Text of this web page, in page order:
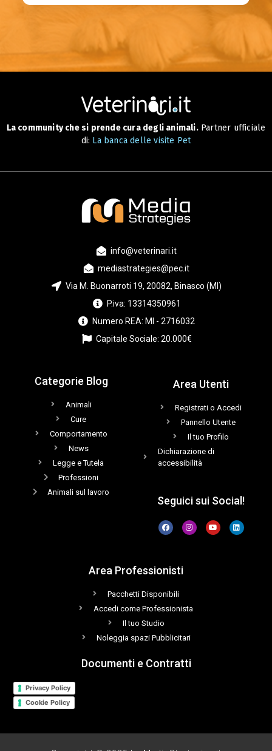
La community che si prende cura degli animali.Partner ufficiale
di: La banca delle visite Pet
info@veterinari.it
mediastrategies@pec.it
Via M. Buonarroti 19, 20082, Binasco (MI)
P.iva: 13314350961
Numero REA: MI - 2716032
Capitale Sociale: 20.000€
Categorie Blog
Animali
Cure
Comportamento
News
Legge e Tutela
Professioni
Animali sul lavoro
Area Utenti
Registrati o Accedi
Pannello Utente
Il tuo Profilo
Dichiarazione di
accessibilità
Seguici sui Social!
Area Professionisti
Pacchetti Disponibili
Accedi come Professionista
Il tuo Studio
Noleggia spazi Pubblicitari
Documenti e Contratti
Privacy Policy
Cookie Policy